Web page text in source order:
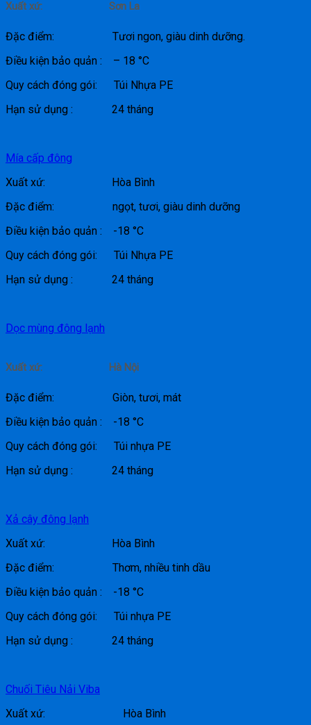
Xuất xứ: Sơn La
Đặc điểm: Tươi ngon, giàu dinh dưỡng.
Điều kiện bảo quản : – 18 °C
Quy cách đóng gói: Túi Nhựa PE
Hạn sử dụng : 24 tháng
Mía cấp đông
Xuất xứ: Hòa Bình
Đặc điểm: ngọt, tươi, giàu dinh dưỡng
Điều kiện bảo quản : -18 °C
Quy cách đóng gói: Túi Nhựa PE
Hạn sử dụng : 24 tháng
Dọc mùng đông lạnh
Xuất xứ: Hà Nội
Đặc điểm: Giòn, tươi, mát
Điều kiện bảo quản : -18 °C
Quy cách đóng gói: Túi nhựa PE
Hạn sử dụng : 24 tháng
Xả cây đông lạnh
Xuất xứ: Hòa Bình
Đặc điểm: Thơm, nhiều tinh dầu
Điều kiện bảo quản : -18 °C
Quy cách đóng gói: Túi nhựa PE
Hạn sử dụng : 24 tháng
Chuối Tiêu Nải Viba
Xuất xứ: Hòa Bình